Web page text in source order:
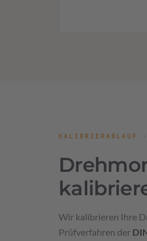
Wir kalibrieren Ihre
Prüfverfahren der